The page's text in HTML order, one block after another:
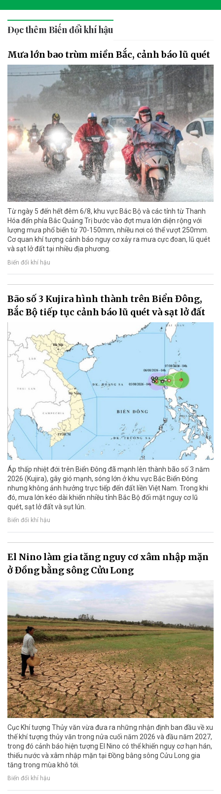
Đọc thêm Biến đổi khí hậu
Mưa lớn bao trùm miền Bắc, cảnh báo lũ quét
Từ ngày 5 đến hết đêm 6/8, khu vực Bắc Bộ và các tỉnh từ Thanh
Hóa đến phía Bắc Quảng Trị bước vào đợt mưa lớn diện rộng với
lượng mưa phổ biến từ 70-150mm, nhiều nơi có thể vượt 250mm.
Cơ quan khí tượng cảnh báo nguy cơ xảy ra mưa cực đoan, lũ quét
và sạt lở đất tại nhiều địa phương.
Biến đổi khí hậu
Bão số 3 Kujira hình thành trên Biển Đông,
Bắc Bộ tiếp tục cảnh báo lũ quét và sạt lở đất
Áp thấp nhiệt đới trên Biển Đông đã mạnh lên thành bão số 3 năm
2026 (Kujira), gây gió mạnh, sóng lớn ở khu vực Bắc Biển Đông
nhưng không ảnh hưởng trực tiếp đến đất liền Việt Nam. Trong khi
đó, mưa lớn kéo dài khiến nhiều tỉnh Bắc Bộ đối mặt nguy cơ lũ
quét, sạt lở đất và sụt lún.
Biến đổi khí hậu
El Nino làm gia tăng nguy cơ xâm nhập mặn
ở Đồng bằng sông Cửu Long
Cục Khí tượng Thủy văn vừa đưa ra những nhận định ban đầu về xu
thế khí tượng thủy văn trong nửa cuối năm 2026 và đầu năm 2027,
trong đó cảnh báo hiện tượng El Nino có thể khiến nguy cơ hạn hán,
thiếu nước và xâm nhập mặn tại Đồng bằng sông Cửu Long gia
tăng trong mùa khô tới.
Biến đổi khí hậu